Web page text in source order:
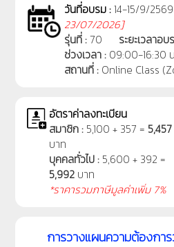
วันที่อบรม :14-15/9/2569
23/07/2026]
รุ่นที่ :70 ระยะเวลาอบ
ช่วงเวลา : 09:00-16:30
สถานที่ : Online Class
อัตราค่าลงทะเบียน
สมาชิก : 5,100 + 357 = 5,457
บาท
บุคคลทั่วไป : 5,600 + 392 =
5,992 บาท
*ราคารวมภาษีมูลค่าเพิ่ม 7%
การวางแผนความต้องกา